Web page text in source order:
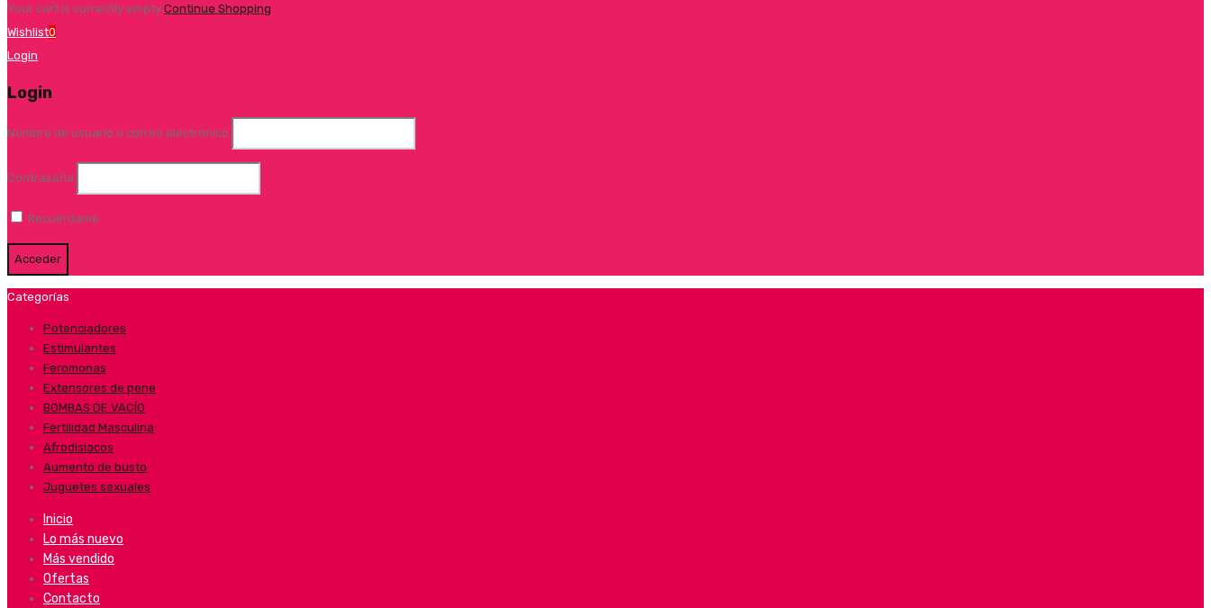
Your cart is currently empty Continue Shopping
Wishlist0
Login
Login
Nombre de usuario o correo electrónico
Contraseña
Recuérdame
Categorías
Potenciadores
Estimulantes
Feromonas
Extensores de pene
BOMBAS DE VACÍO
Fertilidad Masculina
Afrodisiacos
Aumento de busto
Juguetes sexuales
Inicio
Lo más nuevo
Más vendido
Ofertas
Contacto